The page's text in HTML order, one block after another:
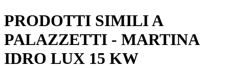
PRODOTTI SIMILI A
PALAZZETTI - MARTINA
IDRO LUX 15 KW